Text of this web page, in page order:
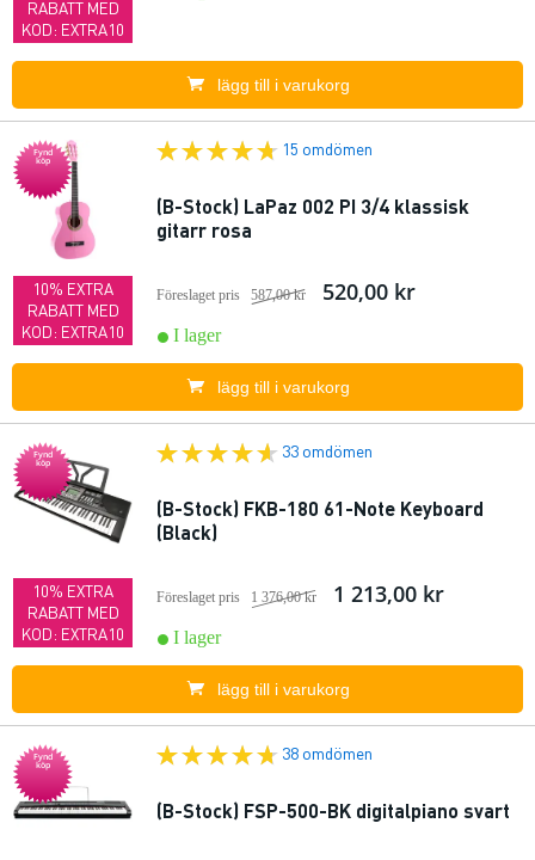
RABATT MED
KOD: EXTRA10
lägg till i varukorg
Fynd
köp
10% EXTRA
RABATT MED
KOD: EXTRA10
15 omdömen
(B-Stock) LaPaz 002 PI 3/4 klassisk
gitarr rosa
Föreslaget pris 587,00 kr 520,00 kr
I lager
lägg till i varukorg
Fynd
köp
10% EXTRA
RABATT MED
KOD: EXTRA10
33 omdömen
(B-Stock) FKB-180 61-Note Keyboard
(Black)
Föreslaget pris 1 376,00 kr 1 213,00 kr
I lager
lägg till i varukorg
Fynd
köp
38 omdömen
(B-Stock) FSP-500-BK digitalpiano svart